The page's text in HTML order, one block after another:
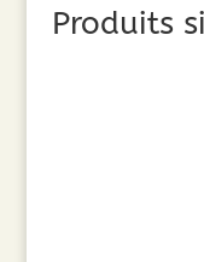
Produits